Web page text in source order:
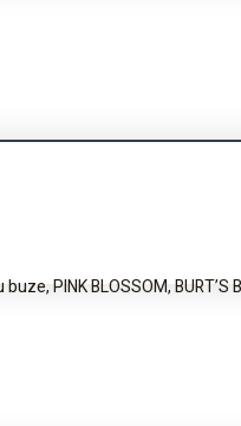
PINK BLOSSOM, BURT’S